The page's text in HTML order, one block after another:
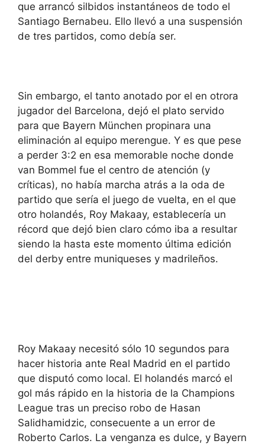
que arrancó silbidos instantáneos de todo el
Santiago Bernabeu. Ello llevó a una suspensión
de tres partidos, como debía ser.
Sin embargo, el tanto anotado por el en otrora
jugador del Barcelona, dejó el plato servido
para que Bayern München propinara una
eliminación al equipo merengue. Y es que pese
a perder 3:2 en esa memorable noche donde
van Bommel fue el centro de atención (y
críticas), no había marcha atrás a la oda de
partido que sería el juego de vuelta, en el que
otro holandés, Roy Makaay, establecería un
récord que dejó bien claro cómo iba a resultar
siendo la hasta este momento última edición
del derby entre muniqueses y madrileños.
Roy Makaay necesitó sólo 10 segundos para
hacer historia ante Real Madrid en el partido
que disputó como local. El holandés marcó el
gol más rápido en la historia de la Champions
League tras un preciso robo de Hasan
Salidhamidzic, consecuente a un error de
Roberto Carlos. La venganza es dulce, y Bayern